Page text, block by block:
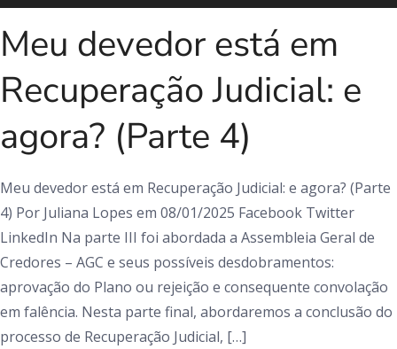
Meu devedor está em
Recuperação Judicial: e
agora? (Parte 4)
Meu devedor está em Recuperação Judicial: e agora? (Parte
4) Por Juliana Lopes em 08/01/2025 Facebook Twitter
LinkedIn Na parte III foi abordada a Assembleia Geral de
Credores – AGC e seus possíveis desdobramentos:
aprovação do Plano ou rejeição e consequente convolação
em falência. Nesta parte final, abordaremos a conclusão do
processo de Recuperação Judicial, […]